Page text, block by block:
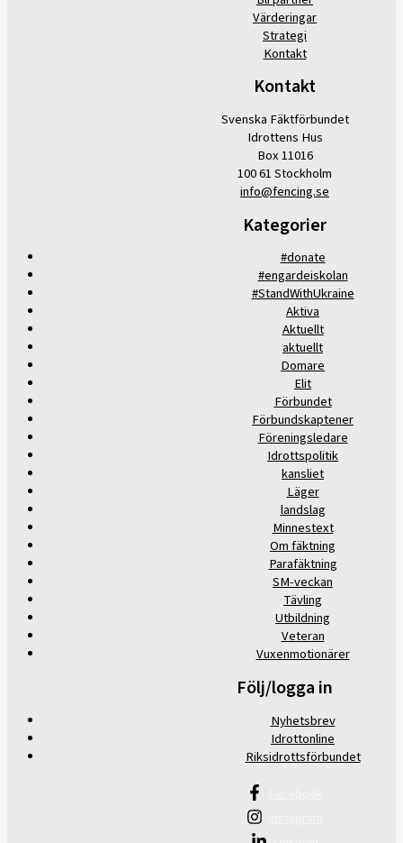
Värderingar
Strategi
Kontakt
Kontakt
Svenska Fäktförbundet
Idrottens Hus
Box 11016
100 61 Stockholm
info@fencing.se
Kategorier
#donate
#engardeiskolan
#StandWithUkraine
Aktiva
Aktuellt
aktuellt
Domare
Elit
Förbundet
Förbundskaptener
Föreningsledare
Idrottspolitik
kansliet
Läger
landslag
Minnestext
Om fäktning
Parafäktning
SM-veckan
Tävling
Utbildning
Veteran
Vuxenmotionärer
Följ/logga in
Nyhetsbrev
Idrottonline
Riksidrottsförbundet